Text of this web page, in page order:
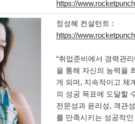
https://
정성혜 컨설턴트 :
https://
“취업준비에서 경력관
을 통해 자신의 능력을
게 되며, 지속적이고 체
의 성공 목표에 도달할
전문성과 윤리성, 객관
를 만족시키는 성공적